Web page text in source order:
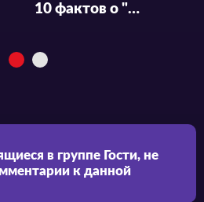
10 фактов о "One Piece", которых вы возможно не знали
в группе Гости, не
к данной